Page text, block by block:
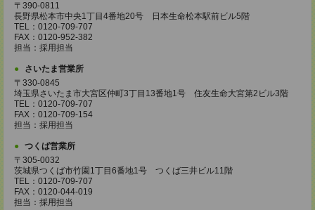
〒390-0811
長野県松本市中央1丁目4番地20号 日本生命松本駅前ビル5階
TEL：0120-709-707
FAX：0120-952-382
担当：採用担当
さいたま営業所
〒330-0845
埼玉県さいたま市大宮区仲町3丁目13番地1号 住友生命大宮第2ビル3階
TEL：0120-709-707
FAX：0120-709-154
担当：採用担当
つくば営業所
〒305-0032
茨城県つくば市竹園1丁目6番地1号 つくば三井ビル11階
TEL：0120-709-707
FAX：0120-044-019
担当：採用担当